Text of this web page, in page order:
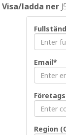
Visa/ladda ner
Email*
Region